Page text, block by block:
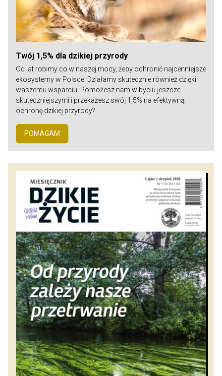
Twój 1,5% dla dzikiej przyrody
Od lat robimy co w naszej mocy, żeby ochronić najcenniejsze
ekosystemy w Polsce. Działamy skutecznie również dzięki
waszemu wsparciu. Pomożesz nam w byciu jeszcze
skuteczniejszymi i przekażesz swój 1,5% na efektywną
ochronę dzikiej przyrody?
POMAGAM